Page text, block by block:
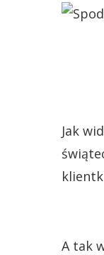
Jak
A tak